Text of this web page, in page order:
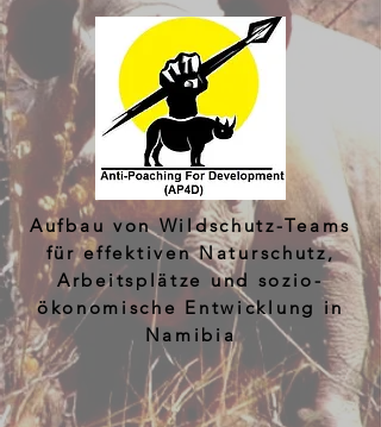
Aufbau von Wildschutz-Teams
für effektiven Naturschutz,
Arbeitsplätze und sozio-
ökonomische Entwicklung in
Namibia